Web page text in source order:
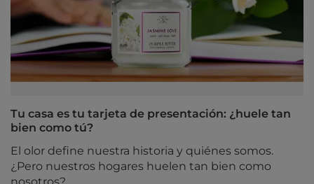
Tu casa es tu tarjeta de presentación: ¿huele tan
bien como tú?
El olor define nuestra historia y quiénes somos.
¿Pero nuestros hogares huelen tan bien como